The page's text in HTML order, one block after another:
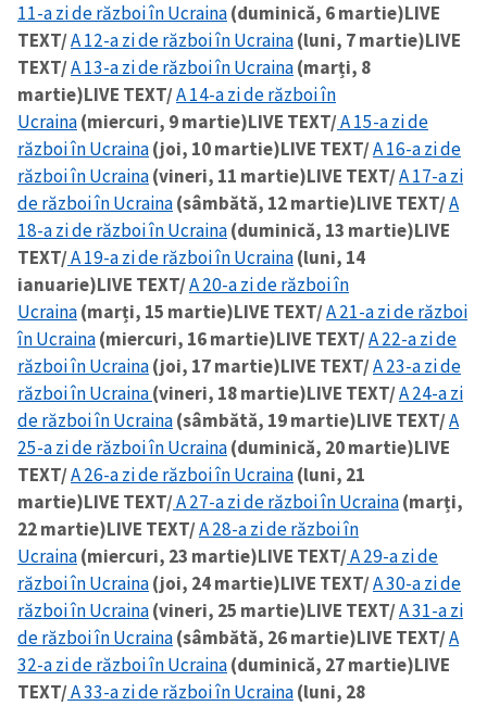
11-a zi de război în Ucraina(duminică, 6 martie)LIVE
TEXT/A 12-a zi de război în Ucraina(luni, 7 martie)LIVE
TEXT/A 13-a zi de război în Ucraina(marți, 8
martie)LIVE TEXT/A 14-a zi de război în
Ucraina(miercuri, 9 martie)LIVE TEXT/A 15-a zi de
război în Ucraina(joi, 10 martie)LIVE TEXT/A 16-a zi de
război în Ucraina(vineri, 11 martie)LIVE TEXT/A 17-a zi
de război în Ucraina(sâmbătă, 12 martie)LIVE TEXT/A
18-a zi de război în Ucraina(duminică, 13 martie)LIVE
TEXT/A 19-a zi de război în Ucraina(luni, 14
ianuarie)LIVE TEXT/A 20-a zi de război în
Ucraina(marți, 15 martie)LIVE TEXT/A 21-a zi de război
în Ucraina(miercuri, 16 martie)LIVE TEXT/A 22-a zi de
război în Ucraina(joi, 17 martie)LIVE TEXT/A 23-a zi de
război în Ucraina(vineri, 18 martie)LIVE TEXT/A 24-a zi
de război în Ucraina(sâmbătă, 19 martie)LIVE TEXT/A
25-a zi de război în Ucraina(duminică, 20 martie)LIVE
TEXT/A 26-a zi de război în Ucraina(luni, 21
martie)LIVE TEXT/A 27-a zi de război în Ucraina(marți,
22 martie)LIVE TEXT/A 28-a zi de război în
Ucraina(miercuri, 23 martie)LIVE TEXT/A 29-a zi de
război în Ucraina(joi, 24 martie)LIVE TEXT/A 30-a zi de
război în Ucraina(vineri, 25 martie)LIVE TEXT/A 31-a zi
de război în Ucraina(sâmbătă, 26 martie)LIVE TEXT/A
32-a zi de război în Ucraina(duminică, 27 martie)LIVE
TEXT/A 33-a zi de război în Ucraina(luni, 28